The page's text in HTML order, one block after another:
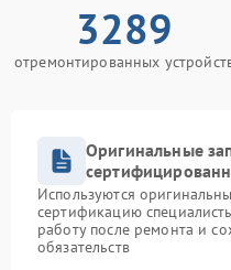
3289
отремонтированных
Оригинальные
Используются
сертификацию
работу после ремонта и
обязательств